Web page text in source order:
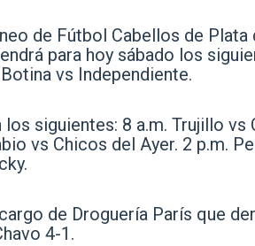
de Fútbol Cabellos de Plata
para hoy sábado los
vs Independiente.
siguientes: 8 a.m. Trujillo vs
vs Chicos del Ayer. 2 p.m.
de Droguería París que
4-1.